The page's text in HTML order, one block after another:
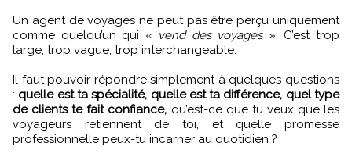
Un agent de voyages ne peut pas être perçu uniquement
comme quelqu’un qui « vend des voyages». C’est trop
large, trop vague, trop interchangeable.
Il faut pouvoir répondre simplement à quelques questions
: quelle est ta spécialité, quelle est ta différence, quel type
de clients te fait confiance, qu’est-ce que tu veux que les
voyageurs retiennent de toi, et quelle promesse
professionnelle peux-tu incarner au quotidien ?